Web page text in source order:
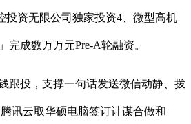
投资无限公司独家投资4、微型高机
完成数万万元Pre-A轮融资。
投，支撑一句话发送微信动静、拨
讯云取华硕电脑签订计谋合做和